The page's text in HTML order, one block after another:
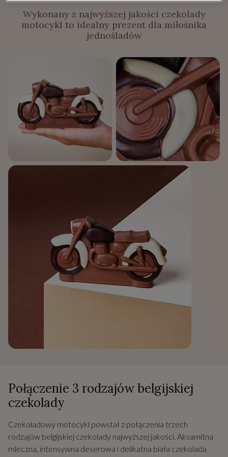
Wykonany z najwyższej jakości czekolady
motocykl to idealny prezent dla miłośnika
jednośladów
Połączenie 3 rodzajów belgijskiej
czekolady
Czekoladowy motocykl powstał z połączenia trzech
rodzajów belgijskiej czekolady najwyższej jakości. Aksamitna
mleczna, intensywna deserowa i delikatna biała czekolada